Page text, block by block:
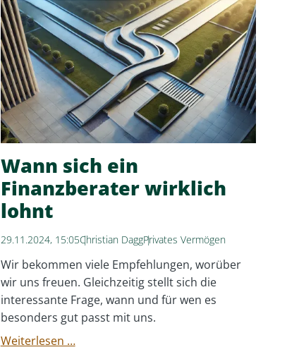
Wann sich ein
Finanzberater wirklich
lohnt
29.11.2024, 15:05Christian DaggPrivates Vermögen
Wir bekommen viele Empfehlungen, worüber
wir uns freuen. Gleichzeitig stellt sich die
interessante Frage, wann und für wen es
besonders gut passt mit uns.
Weiterlesen …Wann